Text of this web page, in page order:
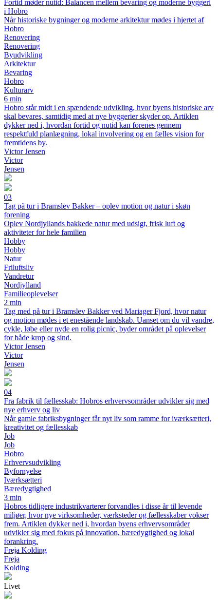
Fortid møder nutid: Balancen mellem bevaring og moderne byggeri
i Hobro
Når historiske bygninger og moderne arkitektur mødes i hjertet af
Hobro
Renovering
Renovering
Byudvikling
Arkitektur
Bevaring
Hobro
Kulturarv
6 min
Hobro står midt i en spændende udvikling, hvor byens historiske arv
skal bevares, samtidig med at nye byggerier skyder op. Artiklen
dykker ned i, hvordan fortid og nutid kan forenes gennem
respektfuld planlægning, lokal involvering og en fælles vision for
fremtidens by.
Victor Jensen
Victor
Jensen
03
Tag på tur i Bramslev Bakker – oplev motion og natur i skøn
forening
Oplev Nordjyllands bakkede natur med udsigt, frisk luft og
aktiviteter for hele familien
Hobby
Hobby
Natur
Friluftsliv
Vandretur
Nordjylland
Familieoplevelser
2 min
Tag med på tur i Bramslev Bakker ved Mariager Fjord, hvor natur
og motion mødes i et enestående landskab. Uanset om du vil vandre,
cykle, løbe eller nyde en rolig picnic, byder området på oplevelser
for både krop og sind.
Victor Jensen
Victor
Jensen
04
Fra fabrik til fællesskab: Hobros erhvervsområder udvikler sig med
nye erhverv og liv
Når gamle fabriksbygninger får nyt liv som ramme for iværksætteri,
kreativitet og fællesskab
Job
Job
Hobro
Erhvervsudvikling
Byfornyelse
Iværksætteri
Bæredygtighed
3 min
Hobros tidligere industrikvarterer forvandles i disse år til levende
miljøer, hvor nye virksomheder, værksteder og fællesskaber vokser
frem. Artiklen dykker ned i, hvordan byens erhvervsområder
udvikler sig med fokus på innovation, bæredygtighed og lokal
forankring.
Freja Kolding
Freja
Kolding
Livet